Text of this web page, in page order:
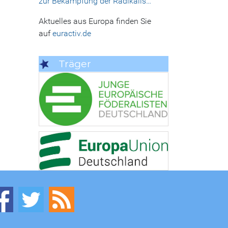
Aktuelles aus Europa finden Sie
aufeuractiv.de
Träger